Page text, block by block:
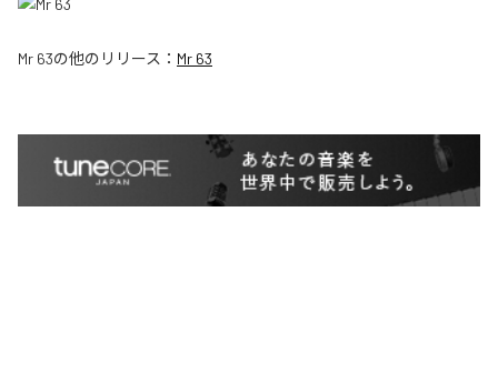
Mr 63の他のリリース： Mr 63